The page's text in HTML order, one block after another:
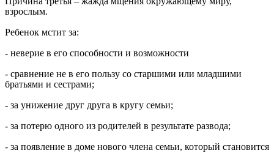
взрослым.
Ребенок мстит за:
- неверие в его способности и возможности
- сравнение не в его пользу со старшими или младшими
братьями и сестрами;
- за унижение друг друга в кругу семьи;
- за потерю одного из родителей в результате развода;
- за появление в доме нового члена семьи, который становится